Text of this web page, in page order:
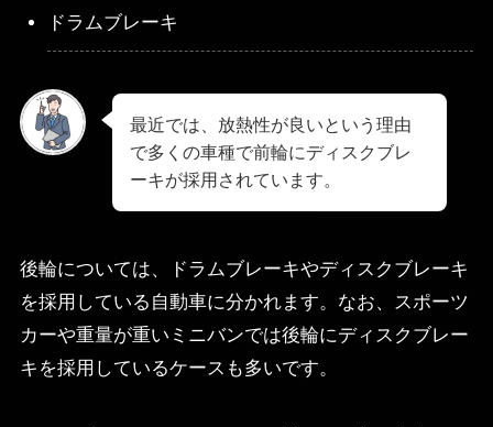
ドラムブレーキ
最近では、放熱性が良いという理由
で多くの車種で前輪にディスクブレ
ーキが採用されています。
後輪については、ドラムブレーキやディスクブレーキ
を採用している自動車に分かれます。なお、スポーツ
カーや重量が重いミニバンでは後輪にディスクブレー
キを採用しているケースも多いです。